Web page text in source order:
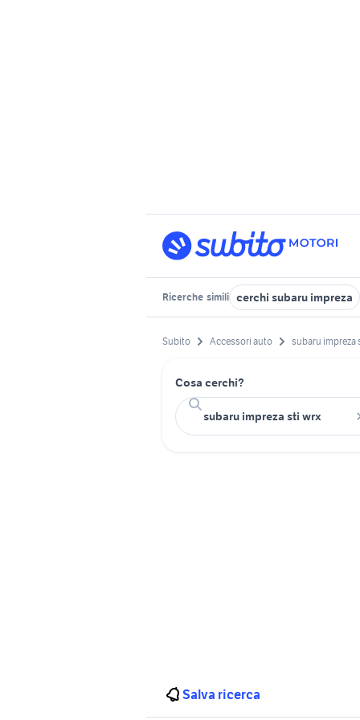
Ricerche simili cerchi subaru impreza
Subito Accessori auto subaru impreza
Cosa cerchi?
Salva ricerca